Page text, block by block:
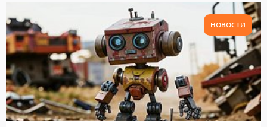
НОВОСТИ